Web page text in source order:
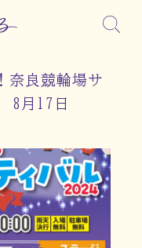
奈良競輪場サ
8月17日